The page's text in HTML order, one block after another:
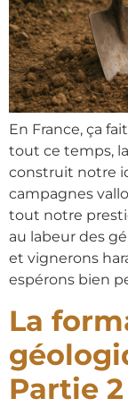
En France, ça
tout ce temps,
construit notre
campagnes
tout notre
au labeur des
et vignerons
espérons bien
La
Partie 2